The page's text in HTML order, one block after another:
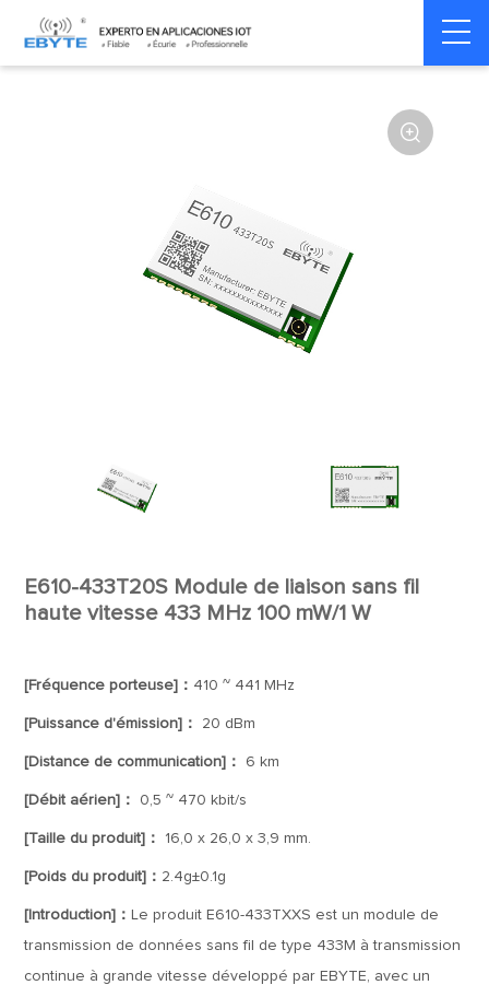
Home > Module > SPI/SOC/UART

E610-433T20S Module de liaison sans fil
haute vitesse 433 MHz 100 mW/1 W
[Fréquence porteuse]： 410 ~ 441 MHz
[Puissance d'émission]： 20 dBm
[Distance de communication]： 6 km
[Débit aérien]： 0,5 ~ 470 kbit/s
[Taille du produit]： 16,0 x 26,0 x 3,9 mm.
[Poids du produit]： 2.4g±0.1g
[Introduction]： Le produit E610-433TXXS est un module de
transmission de données sans fil de type 433M à transmission
continue à grande vitesse développé par EBYTE, avec un